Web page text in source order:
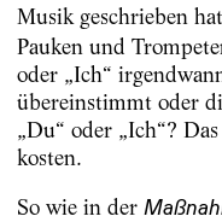
Musik geschrieben
Pauken und
oder „Ich“
übereinstimmt oder
„Du“ oder „Ich“?
kosten.
So wie in der